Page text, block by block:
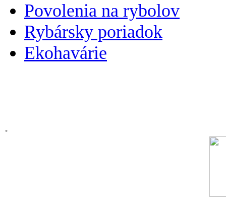
Povolenia na rybolov
Rybársky poriadok
Ekohavárie
.